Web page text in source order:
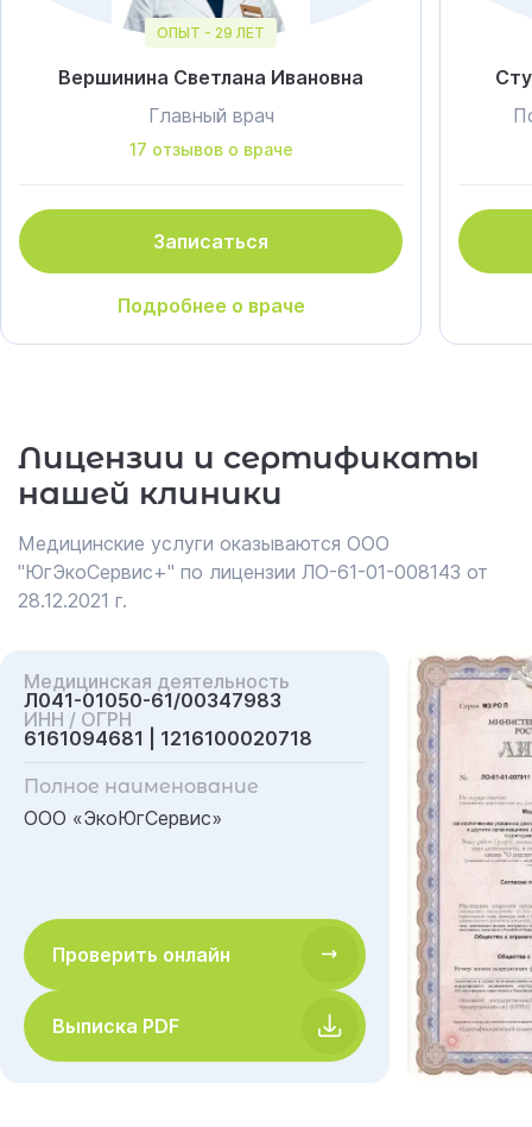
ОПЫТ - 29 ЛЕТ
Вершинина Светлана Ивановна
Главный врач
17 отзывов о враче
Записаться
Подробнее о враче
Лицензии и сертификаты
нашей клиники
Медицинские услуги оказываются ООО
"ЮгЭкоСервис+" по лицензии ЛО-61-01-008143 от
28.12.2021 г.
Медицинская деятельность
Л041-01050-61/00347983
ИНН / ОГРН
6161094681 | 1216100020718
Полное наименование
ООО «ЭкоЮгСервис»
Проверить онлайн
Выписка PDF